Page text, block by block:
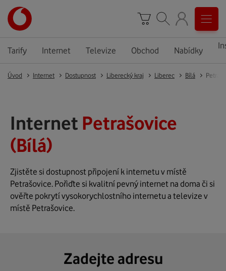
Tarify Internet Televize Obchod Nabídky
Úvod Internet Dostupnost Liberecký kraj Liberec Bílá
Internet Petrašovice
(Bílá)
Zjistěte si dostupnost připojení k internetu v místě
Petrašovice. Pořiďte si kvalitní pevný internet na doma či si
ověřte pokrytí vysokorychlostního internetu a televize v
místě Petrašovice.
Zadejte adresu